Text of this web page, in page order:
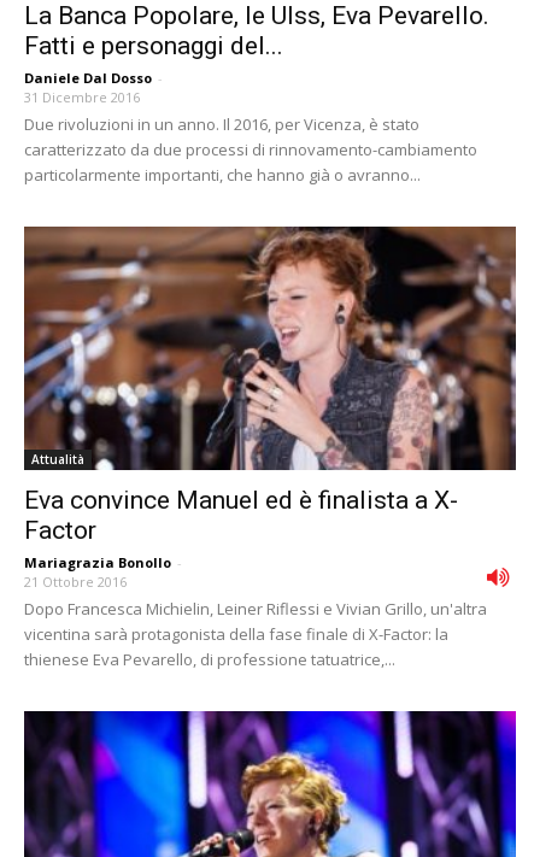
La Banca Popolare, le Ulss, Eva Pevarello.
Fatti e personaggi del...
Daniele Dal Dosso -
31 Dicembre 2016
Due rivoluzioni in un anno. Il 2016, per Vicenza, è stato
caratterizzato da due processi di rinnovamento-cambiamento
particolarmente importanti, che hanno già o avranno...
Attualità
Eva convince Manuel ed è finalista a X-
Factor
Mariagrazia Bonollo -
21 Ottobre 2016
Dopo Francesca Michielin, Leiner Riflessi e Vivian Grillo, un'altra
vicentina sarà protagonista della fase finale di X-Factor: la
thienese Eva Pevarello, di professione tatuatrice,...